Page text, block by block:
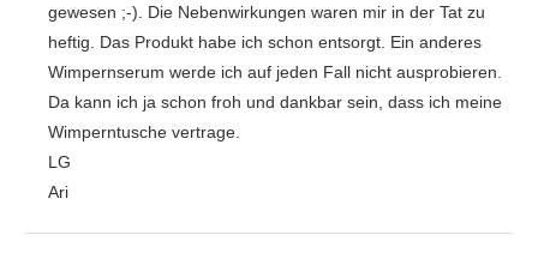
gewesen ;-). Die Nebenwirkungen waren mir in der Tat zu
heftig. Das Produkt habe ich schon entsorgt. Ein anderes
Wimpernserum werde ich auf jeden Fall nicht ausprobieren.
Da kann ich ja schon froh und dankbar sein, dass ich meine
Wimperntusche vertrage.
LG
Ari